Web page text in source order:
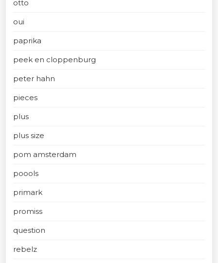
otto
oui
paprika
peek en cloppenburg
peter hahn
pieces
plus
plus size
pom amsterdam
poools
primark
promiss
question
rebelz